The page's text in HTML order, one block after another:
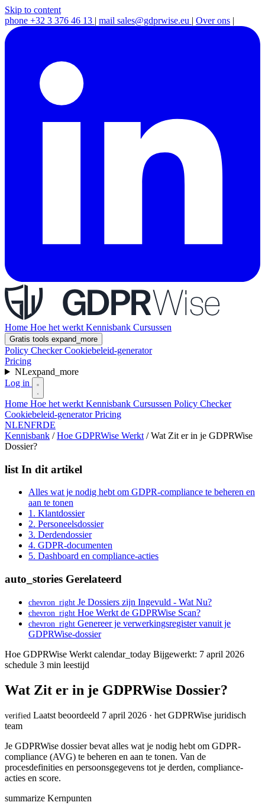
Skip to content
phone +32 3 376 46 13 | mail sales@gdprwise.eu | Over ons |
Home Hoe het werkt Kennisbank Cursussen
Gratis tools expand_more
Policy CheckerCookiebeleid-generator
Pricing
NLexpand_more
Log in
Home Hoe het werkt Kennisbank Cursussen Policy Checker
Cookiebeleid-generatorPricing
NLENFRDE
Kennisbank / Hoe GDPRWise Werkt / Wat Zit er in je GDPRWise
Dossier?
list In dit artikel
Alles wat je nodig hebt om GDPR-compliance te beheren en
aan te tonen
1. Klantdossier
2. Personeelsdossier
3. Derdendossier
4. GDPR-documenten
5. Dashboard en compliance-acties
auto_stories Gerelateerd
chevron_right Je Dossiers zijn Ingevuld - Wat Nu?
chevron_right Hoe Werkt de GDPRWise Scan?
chevron_right Genereer je verwerkingsregister vanuit je
GDPRWise-dossier
Hoe GDPRWise Werkt calendar_today Bijgewerkt: 7 april 2026
schedule 3 min leestijd
Wat Zit er in je GDPRWise Dossier?
verified Laatst beoordeeld 7 april 2026 · het GDPRWise juridisch
team
Je GDPRWise dossier bevat alles wat je nodig hebt om GDPR-
compliance (AVG) te beheren en aan te tonen. Van de
procesdefinities en persoonsgegevens tot je derden, compliance-
acties en score.
summarize Kernpunten